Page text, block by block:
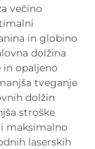
večino
in globino
dolžina
in opaljeno
tveganje
dolžin
stroške
maksimalno
laserskih